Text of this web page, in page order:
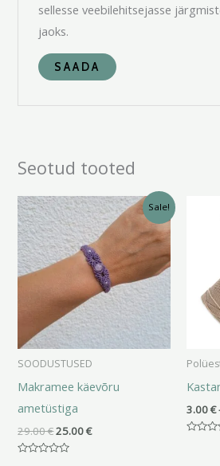
sellesse veebilehitsejasse
jaoks.
Seotud tooted
Sale!
SOODUSTUSED
Makramee käevõru
ametüstiga
29.00€
Algne
hind
oli:
29.00 €.
25.00€
Praegune
hind
on:
25.00 €.
3.00€